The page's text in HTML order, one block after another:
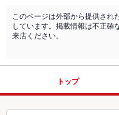
このページは外部から提供さ
しています。掲載情報は不正確
来店ください。
トップ